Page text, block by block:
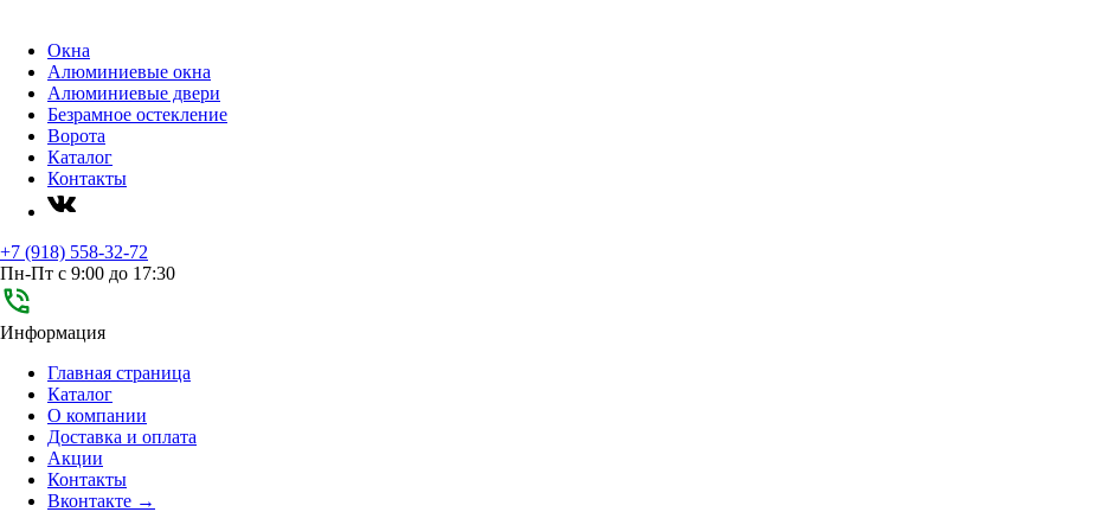
Окна
Алюминиевые окна
Алюминиевые двери
Безрамное остекление
Ворота
Каталог
Контакты
+7 (918) 558-32-72
Пн-Пт с 9:00 до 17:30
Информация
Главная страница
Каталог
О компании
Доставка и оплата
Акции
Контакты
Вконтакте →